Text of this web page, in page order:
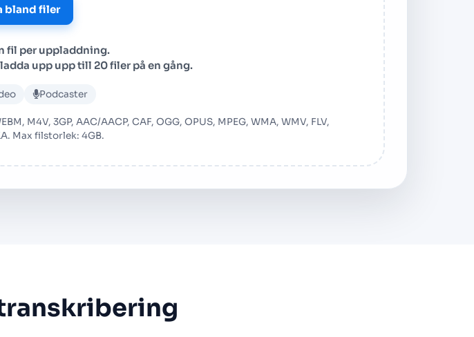
bland filer
fil per uppladdning.
upp upp till 20 filer på en gång.
Podcaster
M4V, 3GP, AAC/AACP, CAF, OGG, OPUS, MPEG, WMA, WMV, FLV,
Max filstorlek: 4GB.